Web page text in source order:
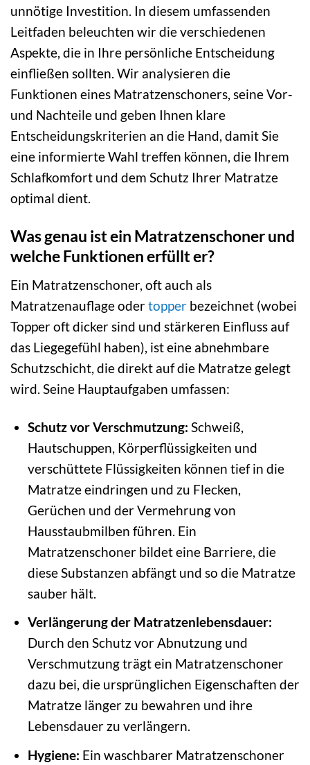
unnötige Investition. In diesem umfassenden
Leitfaden beleuchten wir die verschiedenen
Aspekte, die in Ihre persönliche Entscheidung
einfließen sollten. Wir analysieren die
Funktionen eines Matratzenschoners, seine Vor-
und Nachteile und geben Ihnen klare
Entscheidungskriterien an die Hand, damit Sie
eine informierte Wahl treffen können, die Ihrem
Schlafkomfort und dem Schutz Ihrer Matratze
optimal dient.
Was genau ist ein Matratzenschoner und
welche Funktionen erfüllt er?
Ein Matratzenschoner, oft auch als
Matratzenauflage odertopper bezeichnet (wobei
Topper oft dicker sind und stärkeren Einfluss auf
das Liegegefühl haben), ist eine abnehmbare
Schutzschicht, die direkt auf die Matratze gelegt
wird. Seine Hauptaufgaben umfassen:
Schutz vor Verschmutzung: Schweiß,
Hautschuppen, Körperflüssigkeiten und
verschüttete Flüssigkeiten können tief in die
Matratze eindringen und zu Flecken,
Gerüchen und der Vermehrung von
Hausstaubmilben führen. Ein
Matratzenschoner bildet eine Barriere, die
diese Substanzen abfängt und so die Matratze
sauber hält.
Verlängerung der Matratzenlebensdauer:
Durch den Schutz vor Abnutzung und
Verschmutzung trägt ein Matratzenschoner
dazu bei, die ursprünglichen Eigenschaften der
Matratze länger zu bewahren und ihre
Lebensdauer zu verlängern.
Hygiene: Ein waschbarer Matratzenschoner